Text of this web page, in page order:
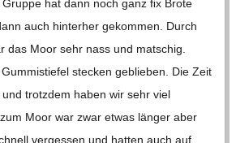
hat dann noch ganz ﬁx Brote
auch hin­ter­her gekom­men. Durch
das Moor sehr nass und mat­schig.
ste­cken geblie­ben. Die Zeit
trotz­dem haben wir sehr viel
Moor war zwar etwas län­ger aber
ver­ges­sen und hat­ten auch auf